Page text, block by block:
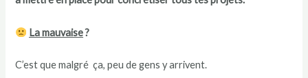
La mauvaise?
C’est que malgré ça, peu de gens y arrivent.